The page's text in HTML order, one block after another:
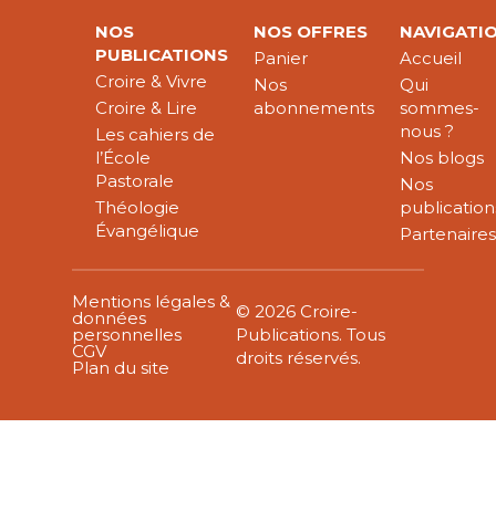
NOS
PUBLICATIONS
Croire & Vivre
Croire & Lire
Les cahiers de
l’École
Pastorale
Théologie
Évangélique
NOS OFFRES
Panier
Nos
abonnements
Accueil
Qui
sommes-
nous ?
Nos blogs
Nos
Partenaires
Mentions légales &
données
personnelles
CGV
Plan du site
© 2026 Croire-
Publications. Tous
droits réservés.